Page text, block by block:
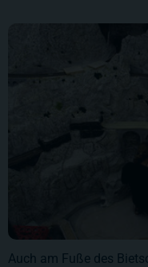
Auch am Fuße des